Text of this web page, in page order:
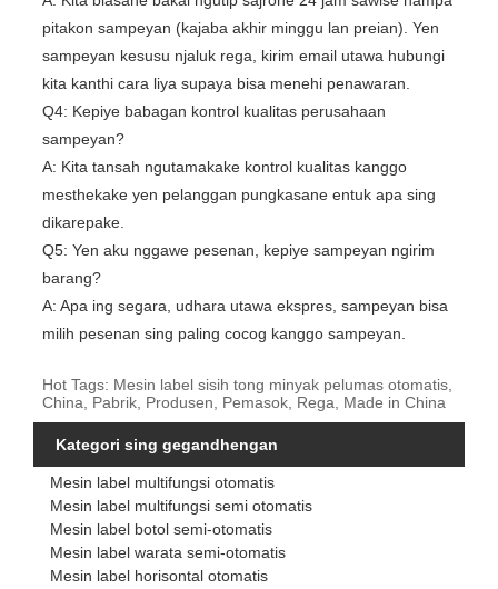
pitakon sampeyan (kajaba akhir minggu lan preian). Yen
sampeyan kesusu njaluk rega, kirim email utawa hubungi
kita kanthi cara liya supaya bisa menehi penawaran.
Q4: Kepiye babagan kontrol kualitas perusahaan
sampeyan?
A: Kita tansah ngutamakake kontrol kualitas kanggo
mesthekake yen pelanggan pungkasane entuk apa sing
dikarepake.
Q5: Yen aku nggawe pesenan, kepiye sampeyan ngirim
barang?
A: Apa ing segara, udhara utawa ekspres, sampeyan bisa
milih pesenan sing paling cocog kanggo sampeyan.
Hot Tags: Mesin label sisih tong minyak pelumas otomatis,
China, Pabrik, Produsen, Pemasok, Rega, Made in China
Kategori sing gegandhengan
Mesin label multifungsi otomatis
Mesin label multifungsi semi otomatis
Mesin label botol semi-otomatis
Mesin label warata semi-otomatis
Mesin label horisontal otomatis